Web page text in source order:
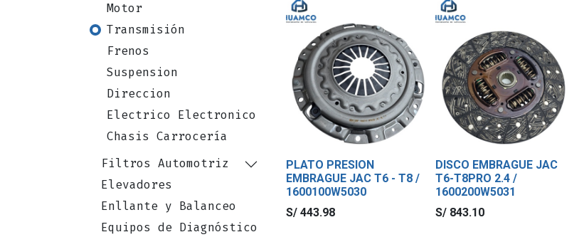
Motor
Transmisión
Frenos
Suspension
Direccion
Electrico Electronico
Chasis Carrocería
Filtros Automotriz
Elevadores
Enllante y Balanceo
Equipos de Diagnóstico
PLATO PRESION
EMBRAGUE JAC T6 - T8 /
1600100W5030
S/ 443.98
DISCO EMBRAGUE JAC
T6-T8PRO 2.4 /
1600200W5031
S/ 843.10